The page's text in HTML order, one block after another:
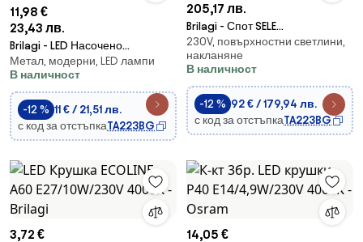
11,98 €
23,43 лв.
Brilagi - LED Насочено
осветително тяло STRIPY
1xGX53/15W/230V, черно
Метал, модерни, LED лампи
В наличност
-12 % 11 € / 21,51 лв.
с код за отстъпкаTA223BG
205,17 лв.
Brilagi - Спот SELE
6xGU10/30W/230V черен
230V, повърхностни светлини,
накланяне
В наличност
-12 % 92 € / 179,94 лв.
с код за отстъпкаTA223BG
3,72 €
14,05 €